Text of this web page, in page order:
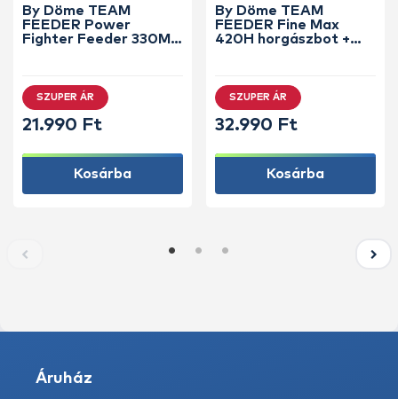
By Döme TEAM
FEEDER Power
Fighter Feeder 330M
SZUPER ÁR
21.990 Ft
Kosárba
By Döme TEAM
FEEDER Fine Max
420H horgászbot +
SZUPER ÁR
32.990 Ft
Kosárba
Áruház